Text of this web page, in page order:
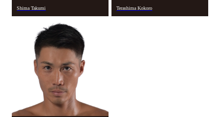
Shima Takumi Terashima Kokoro